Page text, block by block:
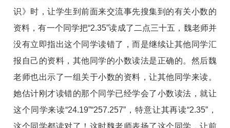
识》时，让学生到前面来交流事先搜集到的有关小数的
资料，有一个同学把“2.35”读成了二点三十五，魏老师并
没有立即指出这个同学读错了，而是继续让其他同学汇
报自己的资料，其他同学的小数读法是正确的。然后魏
老师也出示了一组关于小数的资料，让其他同学来读。
她估计刚才读错的那个同学已经学会了小数读法，就让
这个同学来读“24.19”“257.257”，特意让其再读“2.35”，
这个同学都读对了！这时魏老师表扬了这个同学，让前